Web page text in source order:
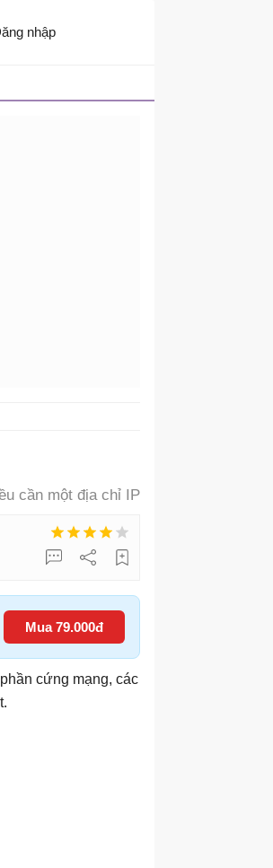
nhập
cần một địa chỉ IP
Mua 79.000đ
cứng mạng, các